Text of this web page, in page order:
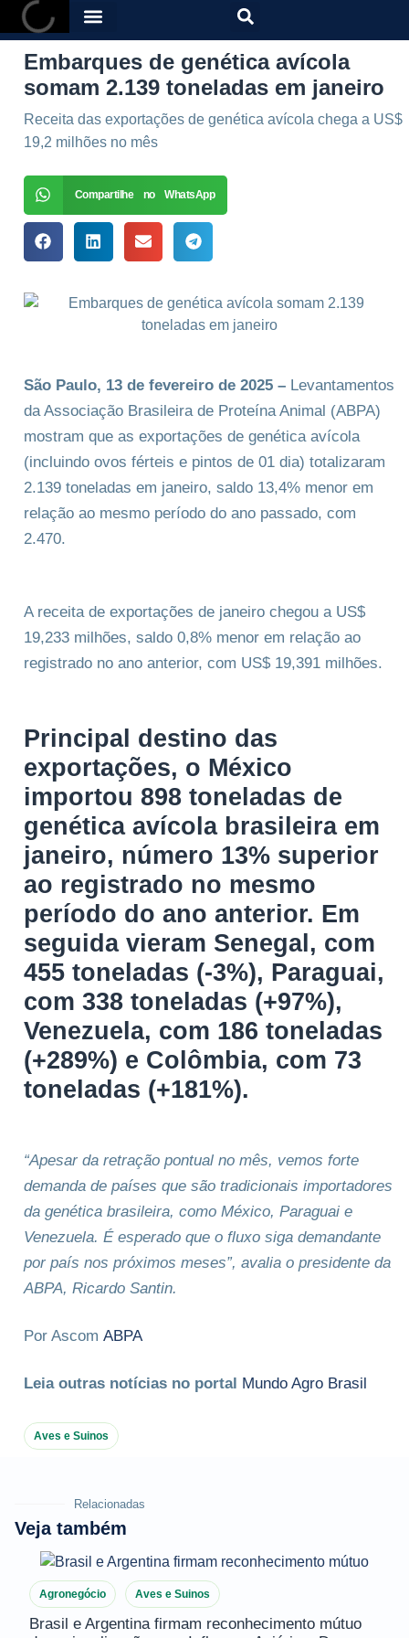
Embarques de genética avícola
somam 2.139 toneladas em janeiro
Receita das exportações de genética avícola chega a US$
19,2 milhões no mês
Compartilhe no WhatsApp
São Paulo, 13 de fevereiro de 2025 – Levantamentos
da Associação Brasileira de Proteína Animal (ABPA)
mostram que as exportações de genética avícola
(incluindo ovos férteis e pintos de 01 dia) totalizaram
2.139 toneladas em janeiro, saldo 13,4% menor em
relação ao mesmo período do ano passado, com
2.470.
A receita de exportações de janeiro chegou a US$
19,233 milhões, saldo 0,8% menor em relação ao
registrado no ano anterior, com US$ 19,391 milhões.
Principal destino das
exportações, o México
importou 898 toneladas de
genética avícola brasileira em
janeiro, número 13% superior
ao registrado no mesmo
período do ano anterior. Em
seguida vieram Senegal, com
455 toneladas (-3%), Paraguai,
com 338 toneladas (+97%),
Venezuela, com 186 toneladas
(+289%) e Colômbia, com 73
toneladas (+181%).
“Apesar da retração pontual no mês, vemos forte
demanda de países que são tradicionais importadores
da genética brasileira, como México, Paraguai e
Venezuela. É esperado que o fluxo siga demandante
por país nos próximos meses”, avalia o presidente da
ABPA, Ricardo Santin.
Por Ascom ABPA
Leia outras notícias no portal Mundo Agro Brasil
Aves e Suinos
Relacionadas
Veja também
Agronegócio Aves e Suinos
Brasil e Argentina firmam reconhecimento mútuo